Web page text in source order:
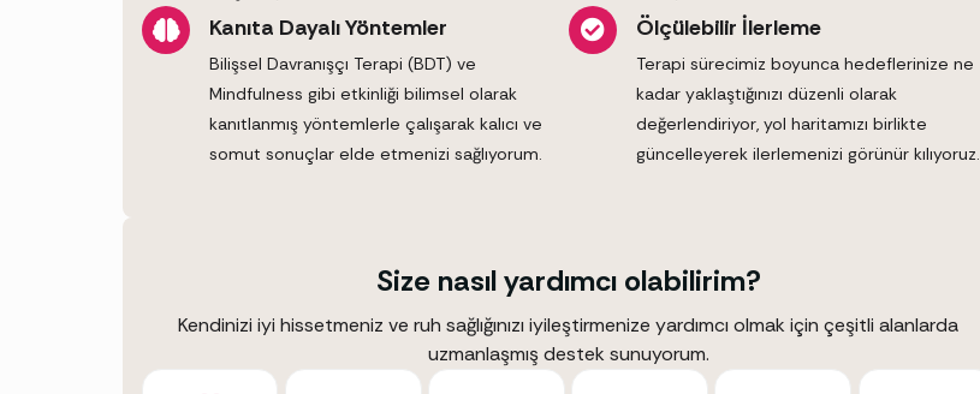
Kanıta Dayalı Yöntemler
Bilişsel Davranışçı Terapi (BDT) ve
Mindfulness gibi etkinliği bilimsel olarak
kanıtlanmış yöntemlerle çalışarak kalıcı ve
somut sonuçlar elde etmenizi sağlıyorum.
Ölçülebilir İlerleme
Terapi sürecimiz boyunca hedeflerinize ne
kadar yaklaştığınızı düzenli olarak
değerlendiriyor, yol haritamızı birlikte
güncelleyerek ilerlemenizi görünür kılıyoruz.
Size nasıl yardımcı olabilirim?
Kendinizi iyi hissetmeniz ve ruh sağlığınızı iyileştirmenize yardımcı olmak için çeşitli alanlarda
uzmanlaşmış destek sunuyorum.